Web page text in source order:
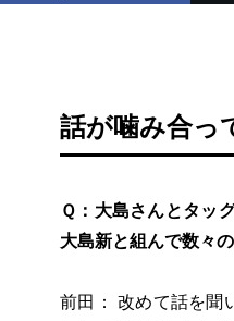
話が噛み合っ
Ｑ：大島さんとタッ
大島新と組んで数々
前田： 改めて話を聞